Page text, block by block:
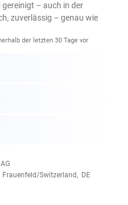
– auch in der
zuverlässig – genau wie
der letzten 30 Tage vor
Switzerland, DE